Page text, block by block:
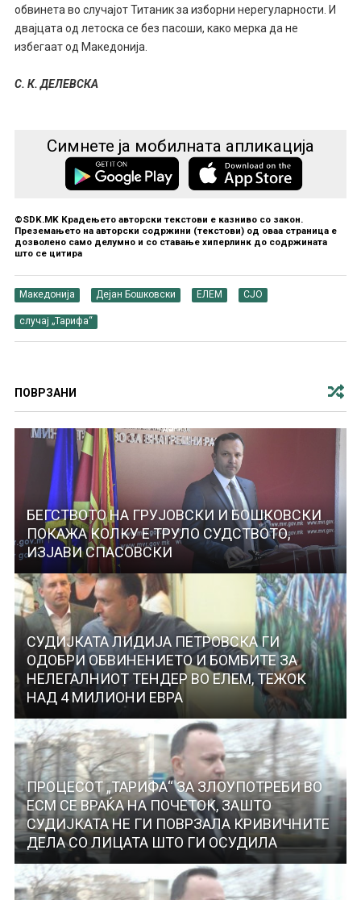
обвинета во случајот Титаник за изборни нерегуларности. И
двајцата од летоска се без пасоши, како мерка да не
избегаат од Македонија.
С. К. ДЕЛЕВСКА
Симнете ја мобилната апликација
©SDK.MK Крадењето авторски текстови е казниво со закон.
Преземањето на авторски содржини (текстови) од оваа страница е
дозволено само делумно и со ставање хиперлинк до содржината
што се цитира
Македонија Дејан Бошковски ЕЛЕМ СЈО
случај „Тарифа“
ПОВРЗАНИ
БЕГСТВОТО НА ГРУЈОВСКИ И БОШКОВСКИ
ПОКАЖА КОЛКУ Е ТРУЛО СУДСТВОТО,
ИЗЈАВИ СПАСОВСКИ
СУДИЈКАТА ЛИДИЈА ПЕТРОВСКА ГИ
ОДОБРИ ОБВИНЕНИЕТО И БОМБИТЕ ЗА
НЕЛЕГАЛНИОТ ТЕНДЕР ВО ЕЛЕМ, ТЕЖОК
НАД 4 МИЛИОНИ ЕВРА
ПРОЦЕСОТ „ТАРИФА“ ЗА ЗЛОУПОТРЕБИ ВО
ЕСМ СЕ ВРАЌА НА ПОЧЕТОК, ЗАШТО
СУДИЈКАТА НЕ ГИ ПОВРЗАЛА КРИВИЧНИТЕ
ДЕЛА СО ЛИЦАТА ШТО ГИ ОСУДИЛА